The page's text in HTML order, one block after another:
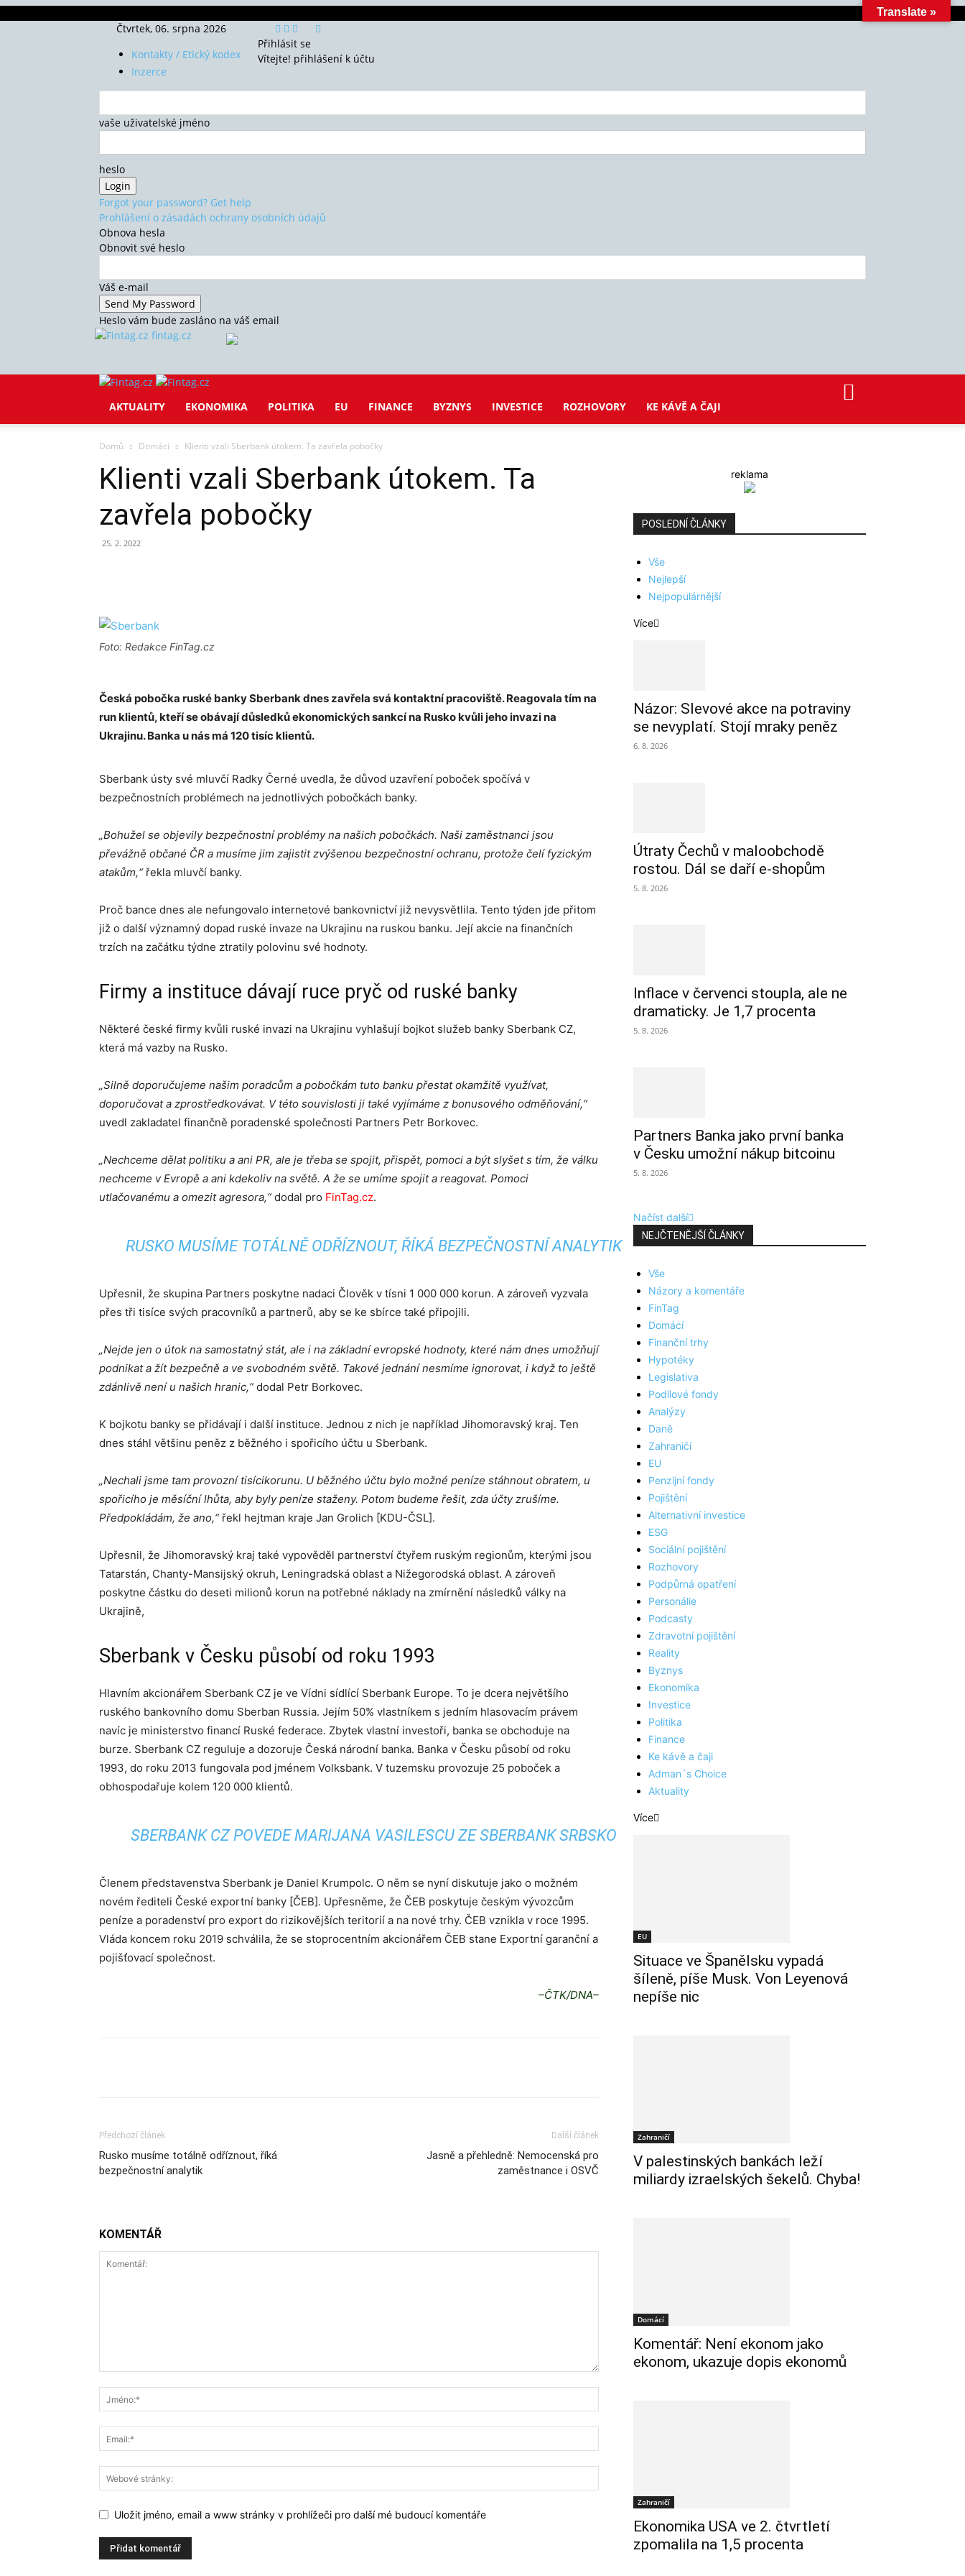
Čtvrtek, 06. srpna 2026
Kontakty / Etický kodex
Inzerce
Přihlásit se
Vítejte! přihlášení k účtu
vaše uživatelské jméno
heslo
Forgot your password? Get help
Prohlášení o zásadách ochrany osobních údajů
Obnova hesla
Obnovit své heslo
Váš e-mail
Heslo vám bude zasláno na váš email
fintag.cz
AKTUALITY EKONOMIKA POLITIKA EU FINANCE BYZNYS INVESTICE ROZHOVORY KE KÁVĚ A ČAJI
Domů Domácí Klienti vzali Sberbank útokem. Ta zavřela pobočky
Klienti vzali Sberbank útokem. Ta
zavřela pobočky
25. 2. 2022
Foto: Redakce FinTag.cz
Česká pobočka ruské banky Sberbank dnes zavřela svá kontaktní pracoviště. Reagovala tím na
run klientů, kteří se obávají důsledků ekonomických sankcí na Rusko kvůli jeho invazi na
Ukrajinu. Banka u nás má 120 tisíc klientů.
Sberbank ústy své mluvčí Radky Černé uvedla, že důvod uzavření poboček spočívá v
bezpečnostních problémech na jednotlivých pobočkách banky.
„Bohužel se objevily bezpečnostní problémy na našich pobočkách. Naši zaměstnanci jsou
převážně občané ČR a musíme jim zajistit zvýšenou bezpečnostní ochranu, protože čelí fyzickým
atakům,“řekla mluvčí banky.
Proč bance dnes ale nefungovalo internetové bankovnictví již nevysvětlila. Tento týden jde přitom
již o další významný dopad ruské invaze na Ukrajinu na ruskou banku. Její akcie na finančních
trzích na začátku týdne ztratily polovinu své hodnoty.
Firmy a instituce dávají ruce pryč od ruské banky
Některé české firmy kvůli ruské invazi na Ukrajinu vyhlašují bojkot služeb banky Sberbank CZ,
která má vazby na Rusko.
„Silně doporučujeme našim poradcům a pobočkám tuto banku přestat okamžitě využívat,
doporučovat a zprostředkovávat. V této souvislosti ji také vyjímáme z bonusového odměňování,“
uvedl zakladatel finančně poradenské společnosti Partners Petr Borkovec.
„Nechceme dělat politiku a ani PR, ale je třeba se spojit, přispět, pomoci a být slyšet s tím, že válku
nechceme v Evropě a ani kdekoliv na světě. A že se umíme spojit a reagovat. Pomoci
utlačovanému a omezit agresora,“dodal pro FinTag.cz.
RUSKO MUSÍME TOTÁLNĚ ODŘÍZNOUT, ŘÍKÁ BEZPEČNOSTNÍ ANALYTIK
Upřesnil, že skupina Partners poskytne nadaci Člověk v tísni 1 000 000 korun. A zároveň vyzvala
přes tři tisíce svých pracovníků a partnerů, aby se ke sbírce také připojili.
„Nejde jen o útok na samostatný stát, ale i na základní evropské hodnoty, které nám dnes umožňují
podnikat a žít bezpečně a ve svobodném světě. Takové jednání nesmíme ignorovat, i když to ještě
zdánlivě není u našich hranic,“dodal Petr Borkovec.
K bojkotu banky se přidávají i další instituce. Jednou z nich je například Jihomoravský kraj. Ten
dnes stáhl většinu peněz z běžného i spořicího účtu u Sberbank.
„Nechali jsme tam provozní tisícikorunu. U běžného účtu bylo možné peníze stáhnout obratem, u
spořicího je měsíční lhůta, aby byly peníze staženy. Potom budeme řešit, zda účty zrušíme.
Předpokládám, že ano,“ řekl hejtman kraje Jan Grolich [KDU-ČSL].
Upřesnil, že Jihomoravský kraj také vypověděl partnerství čtyřem ruským regionům, kterými jsou
Tatarstán, Chanty-Mansijský okruh, Leningradská oblast a Nižegorodská oblast. A zároveň
poskytne částku do deseti milionů korun na potřebné náklady na zmírnění následků války na
Ukrajině,
Sberbank v Česku působí od roku 1993
Hlavním akcionářem Sberbank CZ je ve Vídni sídlící Sberbank Europe. To je dcera největšího
ruského bankovního domu Sberban Russia. Jejím 50% vlastníkem s jedním hlasovacím právem
navíc je ministerstvo financí Ruské federace. Zbytek vlastní investoři, banka se obchoduje na
burze. Sberbank CZ reguluje a dozoruje Česká národní banka. Banka v Česku působí od roku
1993, do roku 2013 fungovala pod jménem Volksbank. V tuzemsku provozuje 25 poboček a
obhospodařuje kolem 120 000 klientů.
SBERBANK CZ POVEDE MARIJANA VASILESCU ZE SBERBANK SRBSKO
Členem představenstva Sberbank je Daniel Krumpolc. O něm se nyní diskutuje jako o možném
novém řediteli České exportní banky [ČEB]. Upřesněme, že ČEB poskytuje českým vývozcům
peníze a poradenství pro export do rizikovějších teritorií a na nové trhy. ČEB vznikla v roce 1995.
Vláda koncem roku 2019 schválila, že se stoprocentním akcionářem ČEB stane Exportní garanční a
pojišťovací společnost.
–ČTK/DNA–
Předchozí článek
Rusko musíme totálně odříznout, říká
bezpečnostní analytik
Další článek
Jasně a přehledně: Nemocenská pro
zaměstnance i OSVČ
KOMENTÁŘ
Uložit jméno, email a www stránky v prohlížeči pro další mé budoucí komentáře
reklama
POSLEDNÍ ČLÁNKY
Vše
Nejlepší
Nejpopulárnější
Více
Názor: Slevové akce na potraviny
se nevyplatí. Stojí mraky peněz
6. 8. 2026
Útraty Čechů v maloobchodě
rostou. Dál se daří e-shopům
5. 8. 2026
Inflace v červenci stoupla, ale ne
dramaticky. Je 1,7 procenta
5. 8. 2026
Partners Banka jako první banka
v Česku umožní nákup bitcoinu
5. 8. 2026
Načíst další
NEJČTENĚJŠÍ ČLÁNKY
Vše
Názory a komentáře
FinTag
Domácí
Finanční trhy
Hypotéky
Legislativa
Podílové fondy
Analýzy
Daně
Zahraničí
EU
Penzijní fondy
Pojištění
Alternativní investice
ESG
Sociální pojištění
Rozhovory
Podpůrná opatření
Personálie
Podcasty
Zdravotní pojištění
Reality
Byznys
Ekonomika
Investice
Politika
Finance
Ke kávě a čaji
Adman´s Choice
Aktuality
Více
EU
Situace ve Španělsku vypadá
šíleně, píše Musk. Von Leyenová
nepíše nic
Zahraničí
V palestinských bankách leží
miliardy izraelských šekelů. Chyba!
Domácí
Komentář: Není ekonom jako
ekonom, ukazuje dopis ekonomů
Zahraničí
Ekonomika USA ve 2. čtvrtletí
zpomalila na 1,5 procenta
Translate »